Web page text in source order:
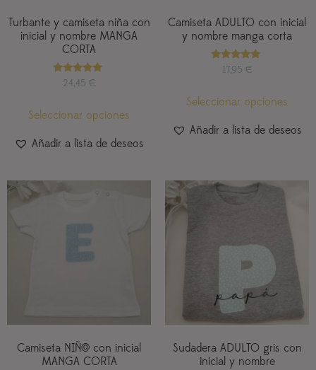
Turbante y camiseta niña con
inicial y nombre MANGA
CORTA
Valorado
con
24,45 €
Seleccionar opciones
Añadir a lista de deseos
Camiseta ADULTO con inicial
y nombre manga corta
Valorado
con
17,95 €
Seleccionar opciones
Añadir a lista de deseos
Camiseta NIÑ@ con inicial
MANGA CORTA
Sudadera ADULTO gris con
inicial y nombre